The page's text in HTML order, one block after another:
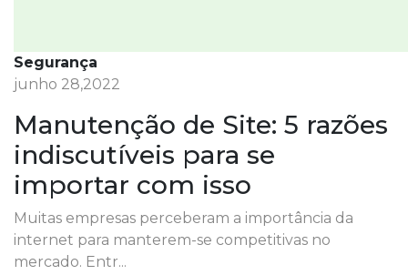
Segurança
junho 28,2022
Manutenção de Site: 5 razões
indiscutíveis para se
importar com isso
Muitas empresas perceberam a importância da
internet para manterem-se competitivas no
mercado. Entr...